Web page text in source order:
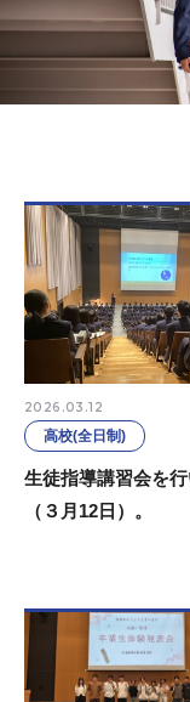
2026.03.12
高校(全日制)
生徒指導講習会を
（３月12日）。